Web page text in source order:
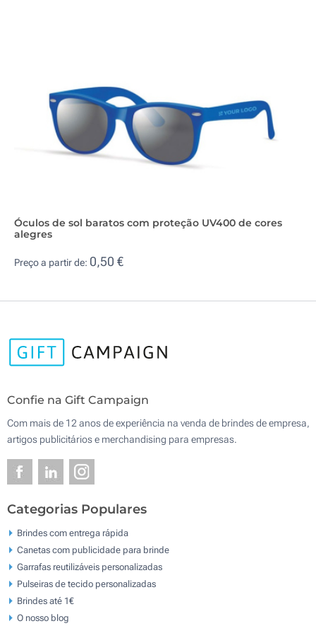
Óculos de sol baratos com proteção UV400 de cores
alegres
Preço a partir de: 0,50 €
Confie na Gift Campaign
Com mais de 12 anos de experiência na venda de brindes de empresa,
artigos publicitários e merchandising para empresas.
Categorias Populares
Brindes com entrega rápida
Canetas com publicidade para brinde
Garrafas reutilizáveis personalizadas
Pulseiras de tecido personalizadas
Brindes até 1€
O nosso blog